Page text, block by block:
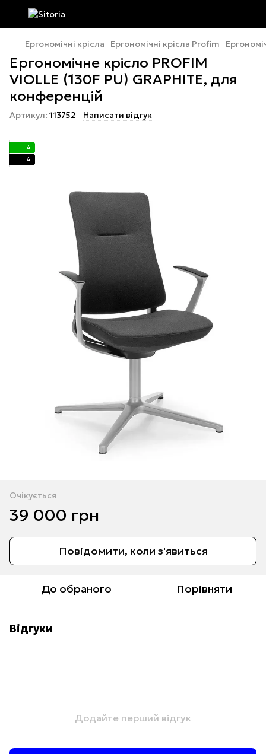
Ергономічні крісла Ергономічні крісла Profim
Ергономічне крісло PROFIM
VIOLLE (130F PU) GRAPHITE, для
конференцій
Артикул: 113752 Написати відгук
4
4
Очікується
39 000 грн
Повідомити, коли з'явиться
До обраного Порівняти
Відгуки
Додайте перший відгук